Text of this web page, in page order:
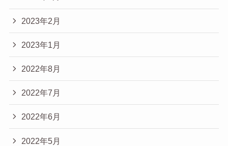
2023年2月
2023年1月
2022年8月
2022年7月
2022年6月
2022年5月